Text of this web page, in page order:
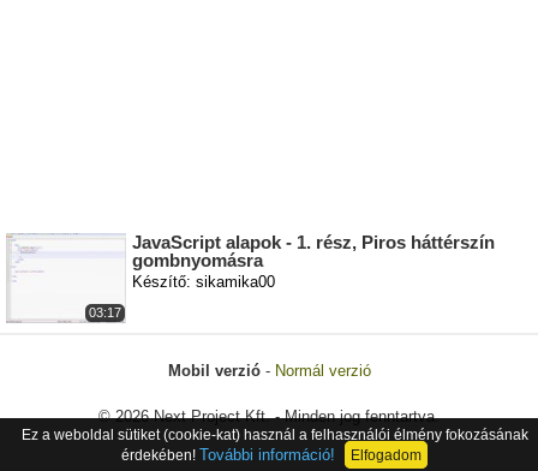
03:17
JavaScript alapok - 1. rész, Piros háttérszín
gombnyomásra
Készítő: sikamika00
Mobil verzió- Normál verzió
© 2026 Next Project Kft. - Minden jog fenntartva.
Ez a weboldal sütiket (cookie-kat) használ a felhasználói élmény fokozásának
érdekében! További információ! Elfogadom